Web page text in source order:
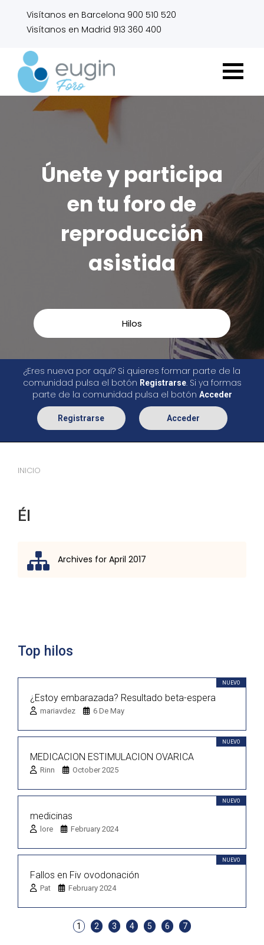
Visítanos en Barcelona 900 510 520
Visítanos en Madrid 913 360 400
Únete y participa
en tu foro de
reproducción
asistida
Hilos
¿Eres nueva por aquí? Si quieres formar parte de la
comunidad pulsa el botón Registrarse. Si ya formas
parte de la comunidad pulsa el botón Acceder
Registrarse Acceder
INICIO
Él
Archives for April 2017
Top hilos
NUEVO
¿Estoy embarazada? Resultado beta-espera
mariavdez 6 De May
NUEVO
MEDICACION ESTIMULACION OVARICA
Rinn October 2025
NUEVO
medicinas
lore February 2024
NUEVO
Fallos en Fiv ovodonación
Pat February 2024
1 2 3 4 5 6 7